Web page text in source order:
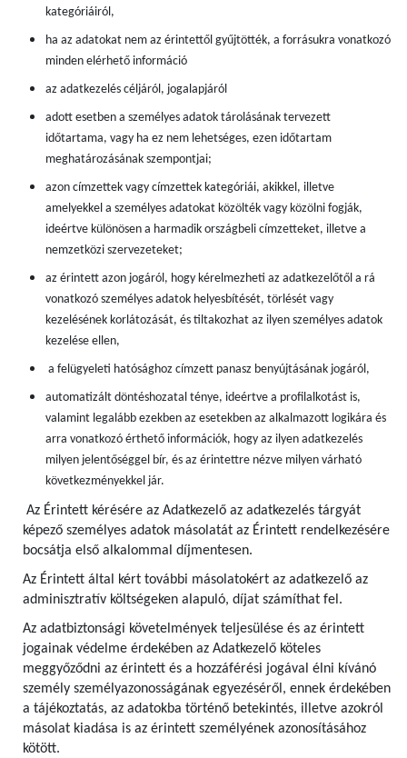
kategóriáiról,
ha az adatokat nem az érintettől gyűjtötték, a forrásukra vonatkozó
minden elérhető információ
az adatkezelés céljáról, jogalapjáról
adott esetben a személyes adatok tárolásának tervezett
időtartama, vagy ha ez nem lehetséges, ezen időtartam
meghatározásának szempontjai;
azon címzettek vagy címzettek kategóriái, akikkel, illetve
amelyekkel a személyes adatokat közölték vagy közölni fogják,
ideértve különösen a harmadik országbeli címzetteket, illetve a
nemzetközi szervezeteket;
az érintett azon jogáról, hogy kérelmezheti az adatkezelőtől a rá
vonatkozó személyes adatok helyesbítését, törlését vagy
kezelésének korlátozását, és tiltakozhat az ilyen személyes adatok
kezelése ellen,
a felügyeleti hatósághoz címzett panasz benyújtásának jogáról,
automatizált döntéshozatal ténye, ideértve a profilalkotást is,
valamint legalább ezekben az esetekben az alkalmazott logikára és
arra vonatkozó érthető információk, hogy az ilyen adatkezelés
milyen jelentőséggel bír, és az érintettre nézve milyen várható
következményekkel jár.
Az Érintett kérésére az Adatkezelő az adatkezelés tárgyát
képező személyes adatok másolatát az Érintett rendelkezésére
bocsátja első alkalommal díjmentesen.
Az Érintett által kért további másolatokért az adatkezelő az
adminisztratív költségeken alapuló, díjat számíthat fel.
Az adatbiztonsági követelmények teljesülése és az érintett
jogainak védelme érdekében az Adatkezelő köteles
meggyőződni az érintett és a hozzáférési jogával élni kívánó
személy személyazonosságának egyezéséről, ennek érdekében
a tájékoztatás, az adatokba történő betekintés, illetve azokról
másolat kiadása is az érintett személyének azonosításához
kötött.